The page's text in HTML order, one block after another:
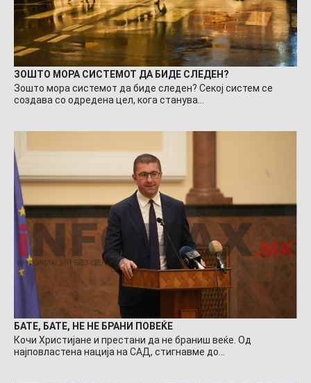
ЗОШТО МОРА СИСТЕМОТ ДА БИДЕ СЛЕДЕН?
Зошто мора системот да биде следен? Секој систем се
создава со одредена цел, кога станува…
БАТЕ, БАТЕ, НЕ НЕ БРАНИ ПОВЕЌЕ
Кочи Христијане и престани да не браниш веќе. Од
најповластена нација на САД, стигнавме до…